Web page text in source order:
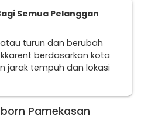
Semua Pelanggan
turun dan berubah
berdasarkan kota
jarak tempuh dan lokasi
Pamekasan